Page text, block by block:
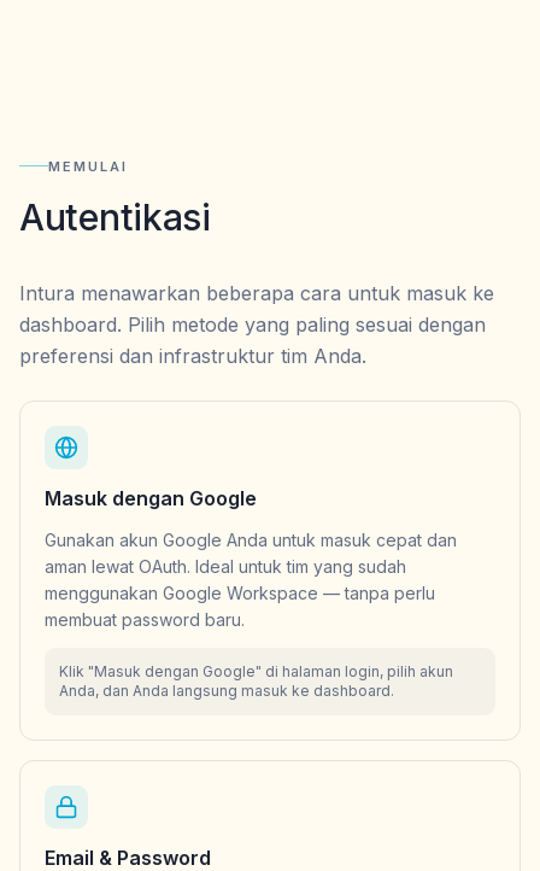
MEMULAI
Autentikasi
Intura menawarkan beberapa cara untuk masuk ke
dashboard. Pilih metode yang paling sesuai dengan
preferensi dan infrastruktur tim Anda.
Masuk dengan Google
Gunakan akun Google Anda untuk masuk cepat dan
aman lewat OAuth. Ideal untuk tim yang sudah
menggunakan Google Workspace — tanpa perlu
membuat password baru.
Klik "Masuk dengan Google" di halaman login, pilih akun
Anda, dan Anda langsung masuk ke dashboard.
Email & Password